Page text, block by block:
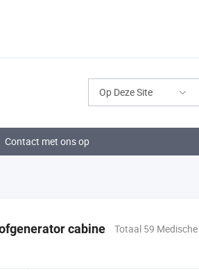
Op Deze Site
Contact met ons op
cabine
Totaal 59